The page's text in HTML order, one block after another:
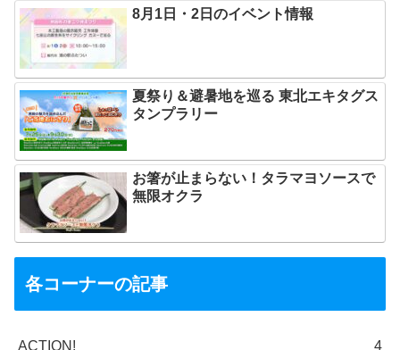
8月1日・2日のイベント情報
夏祭り＆避暑地を巡る 東北エキタグス
タンプラリー
お箸が止まらない！タラマヨソースで
無限オクラ
各コーナーの記事
ACTION! 4